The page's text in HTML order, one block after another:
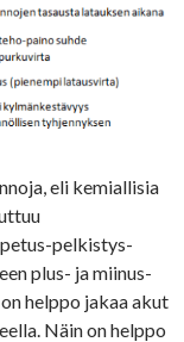
eli kemiallisia
pelkistys-
plus- ja miinus-
helppo jakaa akut
Näin on helppo